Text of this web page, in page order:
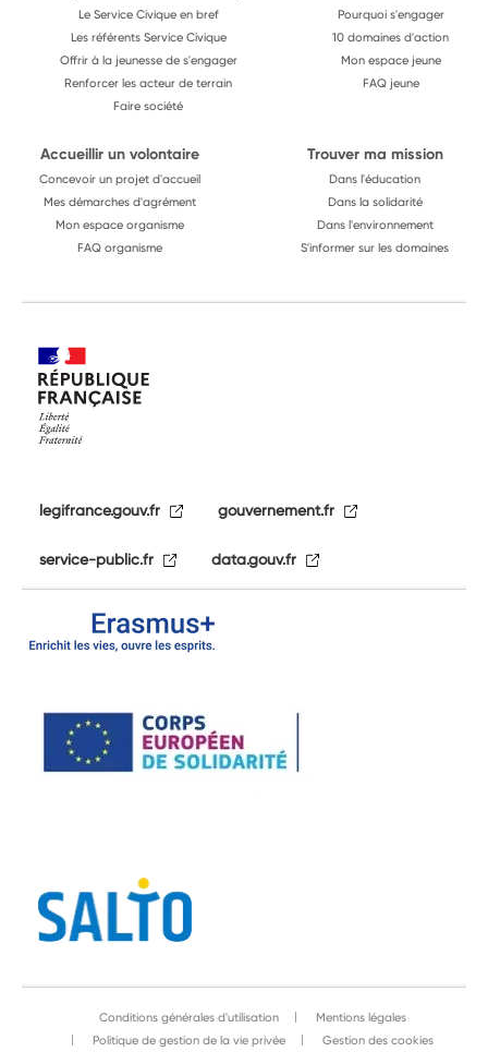
Le Service Civique en bref
Les référents Service Civique
Offrir à la jeunesse de s'engager
Renforcer les acteur de terrain
Faire société
Pourquoi s'engager
10 domaines d'action
Mon espace jeune
FAQ jeune
Accueillir un volontaire
Concevoir un projet d'accueil
Mes démarches d'agrément
Mon espace organisme
FAQ organisme
Trouver ma mission
Dans l'éducation
Dans la solidarité
Dans l'environnement
S'informer sur les domaines
legifrance.gouv.fr gouvernement.fr
service-public.fr data.gouv.fr
Conditions générales d'utilisation
Mentions légales
Politique de gestion de la vie privée
Gestion des cookies